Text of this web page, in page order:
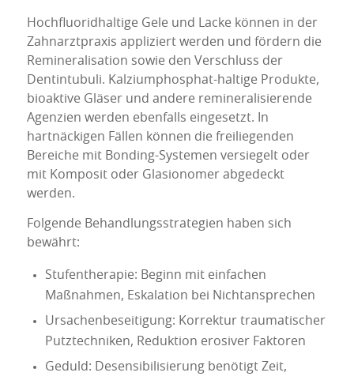
Hochfluoridhaltige Gele und Lacke können in der
Zahnarztpraxis appliziert werden und fördern die
Remineralisation sowie den Verschluss der
Dentintubuli. Kalziumphosphat-haltige Produkte,
bioaktive Gläser und andere remineralisierende
Agenzien werden ebenfalls eingesetzt. In
hartnäckigen Fällen können die freiliegenden
Bereiche mit Bonding-Systemen versiegelt oder
mit Komposit oder Glasionomer abgedeckt
werden.
Folgende Behandlungsstrategien haben sich
bewährt:
Stufentherapie: Beginn mit einfachen
Maßnahmen, Eskalation bei Nichtansprechen
Ursachenbeseitigung: Korrektur traumatischer
Putztechniken, Reduktion erosiver Faktoren
Geduld: Desensibilisierung benötigt Zeit,